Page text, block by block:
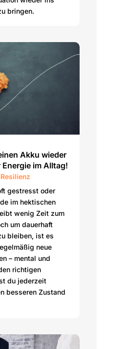
bringen.
Akku wieder
im Alltag!
Resilienz
gestresst oder
im hektischen
wenig Zeit zum
um dauerhaft
bleiben, ist es
neue
– mental und
richtigen
du jederzeit
besseren Zustand